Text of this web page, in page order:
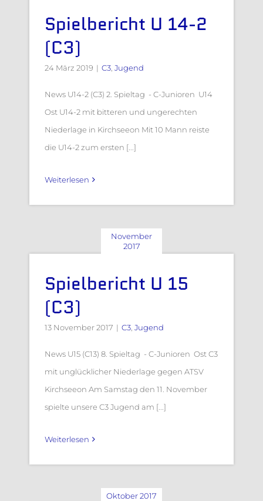
Spielbericht U 14-2
(C3)
24 März 2019 | C3, Jugend
News U14-2 (C3) 2. Spieltag - C-Junioren U14
Ost U14-2 mit bitteren und ungerechten
Niederlage in Kirchseeon Mit 10 Mann reiste
die U14-2 zum ersten [...]
Weiterlesen
November
2017
Spielbericht U 15
(C3)
13 November 2017 | C3, Jugend
News U15 (C13) 8. Spieltag - C-Junioren Ost C3
mit unglücklicher Niederlage gegen ATSV
Kirchseeon Am Samstag den 11. November
spielte unsere C3 Jugend am [...]
Weiterlesen
Oktober 2017